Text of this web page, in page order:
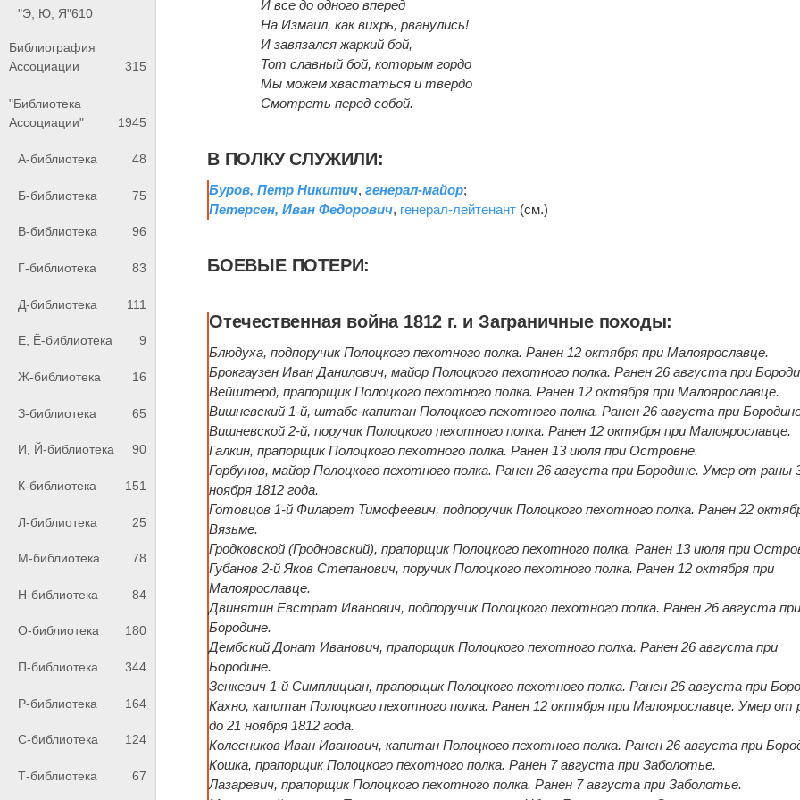
"Э, Ю, Я"610
Библиография
Ассоциации
315
"Библиотека
Ассоциации"
1945
А-библиотека 48
Б-библиотека 75
В-библиотека 96
Г-библиотека 83
Д-библиотека 111
Е, Ё-библиотека 9
Ж-библиотека 16
З-библиотека 65
И, Й-библиотека 90
К-библиотека 151
Л-библиотека 25
М-библиотека 78
Н-библиотека 84
О-библиотека 180
П-библиотека 344
Р-библиотека 164
С-библиотека 124
Т-библиотека 67
И все до одного вперед
На Измаил, как вихрь, рванулись!
И завязался жаркий бой,
Тот славный бой, которым гордо
Мы можем хвастаться и твердо
Смотреть перед собой.
В ПОЛКУ СЛУЖИЛИ:
Буров, Петр Никитич,генерал-майор;
Петерсен, Иван Федорович, генерал-лейтенант (см.)
БОЕВЫЕ ПОТЕРИ:
Отечественная война 1812 г. и Заграничные походы:
Блюдуха, подпоручик Полоцкого пехотного полка. Ранен 12 октября при Малоярославце.
Брокгаузен Иван Данилович, майор Полоцкого пехотного полка. Ранен 26 августа при
Вейштерд, прапорщик Полоцкого пехотного полка. Ранен 12 октября при Малоярославце.
Вишневский 1-й, штабс-капитан Полоцкого пехотного полка. Ранен 26 августа при
Вишневской 2-й, поручик Полоцкого пехотного полка. Ранен 12 октября при Малоярославце.
Галкин, прапорщик Полоцкого пехотного полка. Ранен 13 июля при Островне.
Горбунов, майор Полоцкого пехотного полка. Ранен 26 августа при Бородине. Умер от раны
ноября 1812 года.
Готовцов 1-й Филарет Тимофеевич, подпоручик Полоцкого пехотного полка. Ранен 22
Вязьме.
Гродковской (Гродновский), прапорщик Полоцкого пехотного полка. Ранен 13 июля при
Губанов 2-й Яков Степанович, поручик Полоцкого пехотного полка. Ранен 12 октября при
Малоярославце.
Двинятин Евстрат Иванович, подпоручик Полоцкого пехотного полка. Ранен 26 августа
Бородине.
Дембский Донат Иванович, прапорщик Полоцкого пехотного полка. Ранен 26 августа при
Бородине.
Зенкевич 1-й Симплициан, прапорщик Полоцкого пехотного полка. Ранен 26 августа при
Кахно, капитан Полоцкого пехотного полка. Ранен 12 октября при Малоярославце. Умер от
до 21 ноября 1812 года.
Колесников Иван Иванович, капитан Полоцкого пехотного полка. Ранен 26 августа при
Кошка, прапорщик Полоцкого пехотного полка. Ранен 7 августа при Заболотье.
Лазаревич, прапорщик Полоцкого пехотного полка. Ранен 7 августа при Заболотье.